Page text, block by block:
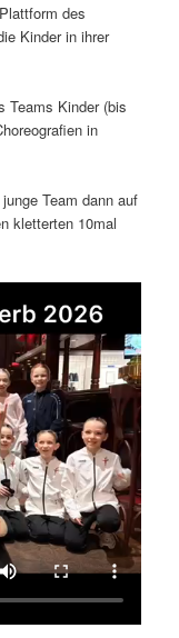
des
Kinder in ihrer
Teams Kinder (bis
in
Team dann auf
kletterten 10mal